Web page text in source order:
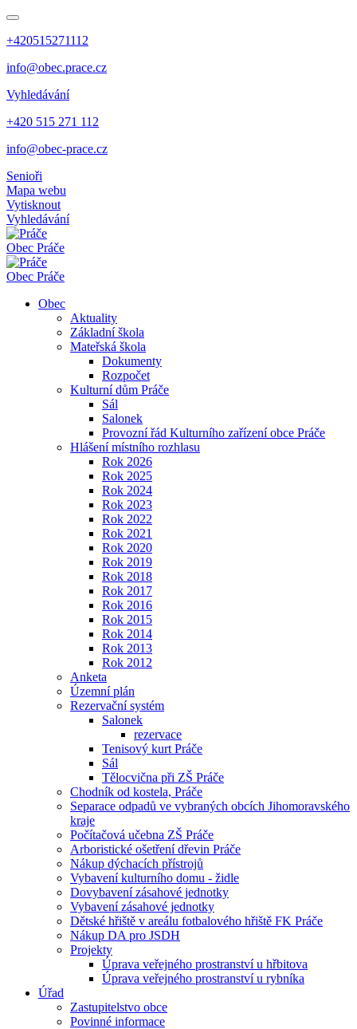
+420515271112
info@obec.prace.cz
Vyhledávání
+420 515 271 112
info@obec-prace.cz
Senioři
Mapa webu
Vytisknout
Vyhledávání
Obec Práče
Obec Práče
Obec
Aktuality
Základní škola
Mateřská škola
Dokumenty
Rozpočet
Kulturní dům Práče
Sál
Salonek
Provozní řád Kulturního zařízení obce Práče
Hlášení místního rozhlasu
Rok 2026
Rok 2025
Rok 2024
Rok 2023
Rok 2022
Rok 2021
Rok 2020
Rok 2019
Rok 2018
Rok 2017
Rok 2016
Rok 2015
Rok 2014
Rok 2013
Rok 2012
Anketa
Územní plán
Rezervační systém
Salonek
rezervace
Tenisový kurt Práče
Sál
Tělocvična při ZŠ Práče
Chodník od kostela, Práče
Separace odpadů ve vybraných obcích Jihomoravského
kraje
Počítačová učebna ZŠ Práče
Arboristické ošetření dřevin Práče
Nákup dýchacích přístrojů
Vybavení kulturního domu - židle
Dovybavení zásahové jednotky
Vybavení zásahové jednotky
Dětské hřiště v areálu fotbalového hřiště FK Práče
Nákup DA pro JSDH
Projekty
Úprava veřejného prostranství u hřbitova
Úprava veřejného prostranství u rybníka
Úřad
Zastupitelstvo obce
Povinné informace